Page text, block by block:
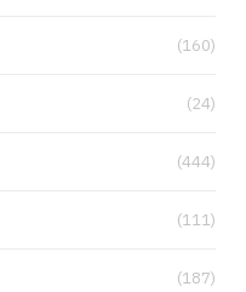
(160)
(24)
(444)
(111)
(187)